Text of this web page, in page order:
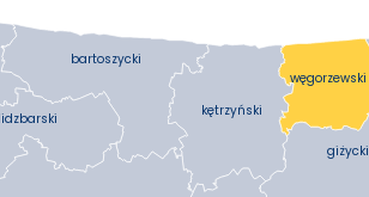
bartoszycki
giżycki
kętrzyński
lidzbarski
węgorzewski